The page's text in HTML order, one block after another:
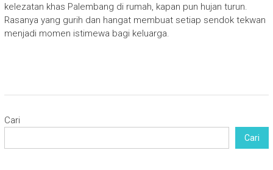
kelezatan khas Palembang di rumah, kapan pun hujan turun.
Rasanya yang gurih dan hangat membuat setiap sendok tekwan
menjadi momen istimewa bagi keluarga.
Cari
Cari